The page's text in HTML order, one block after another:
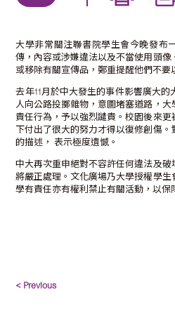
大學非常關注聯書院學生會今晚發布
傳，內容或涉嫌違法以及不當使用頭
或移除有關宣傳品，鄭重提醒他們不要
去年11月於中大發生的事件影響廣大
人向公路投擲雜物，意圖堵塞道路，
責任行為，予以強烈譴責。校園後來
下付出了很大的努力才得以復修創傷
的描述， 表示極度遺憾。
中大再次重申絕對不容許任何違法及
將嚴正處理。文化廣場乃大學授權學
學有責任亦有權利禁止有關活動，以保
< Previous